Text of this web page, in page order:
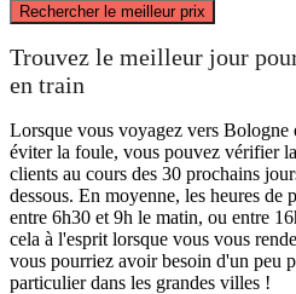
Rechercher le meilleur prix
Limoges
Trouvez le meilleur jour
en train
Lorsque vous voyagez vers Bologne
éviter la foule, vous pouvez vérifier
clients au cours des 30 prochains
dessous. En moyenne, les heures de
entre 6h30 et 9h le matin, ou entre
cela à l'esprit lorsque vous vous
vous pourriez avoir besoin d'un peu
particulier dans les grandes villes !